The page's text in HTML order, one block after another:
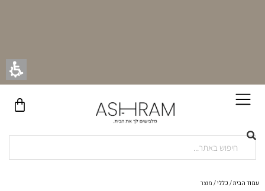
עמוד הבית/ כללי/ מוצר